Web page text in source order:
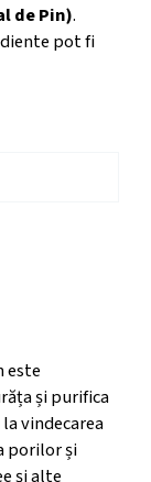
de Pin).
pot fi
este
și purifica
vindecarea
porilor și